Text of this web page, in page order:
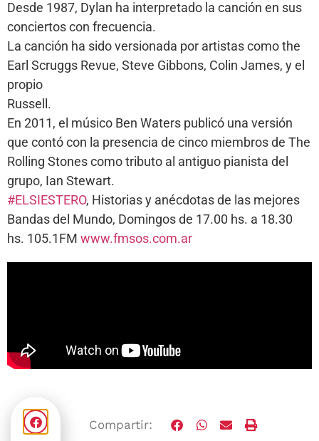
Desde 1987, Dylan ha interpretado la canción en sus
conciertos con frecuencia.
La canción ha sido versionada por artistas como the
Earl Scruggs Revue, Steve Gibbons, Colin James, y el
propio
Russell.
En 2011, el músico Ben Waters publicó una versión
que contó con la presencia de cinco miembros de The
Rolling Stones como tributo al antiguo pianista del
grupo, Ian Stewart.
#ELSIESTERO, Historias y anécdotas de las mejores
Bandas del Mundo, Domingos de 17.00 hs. a 18.30
hs. 105.1FM www.fmsos.com.ar
Compartir: